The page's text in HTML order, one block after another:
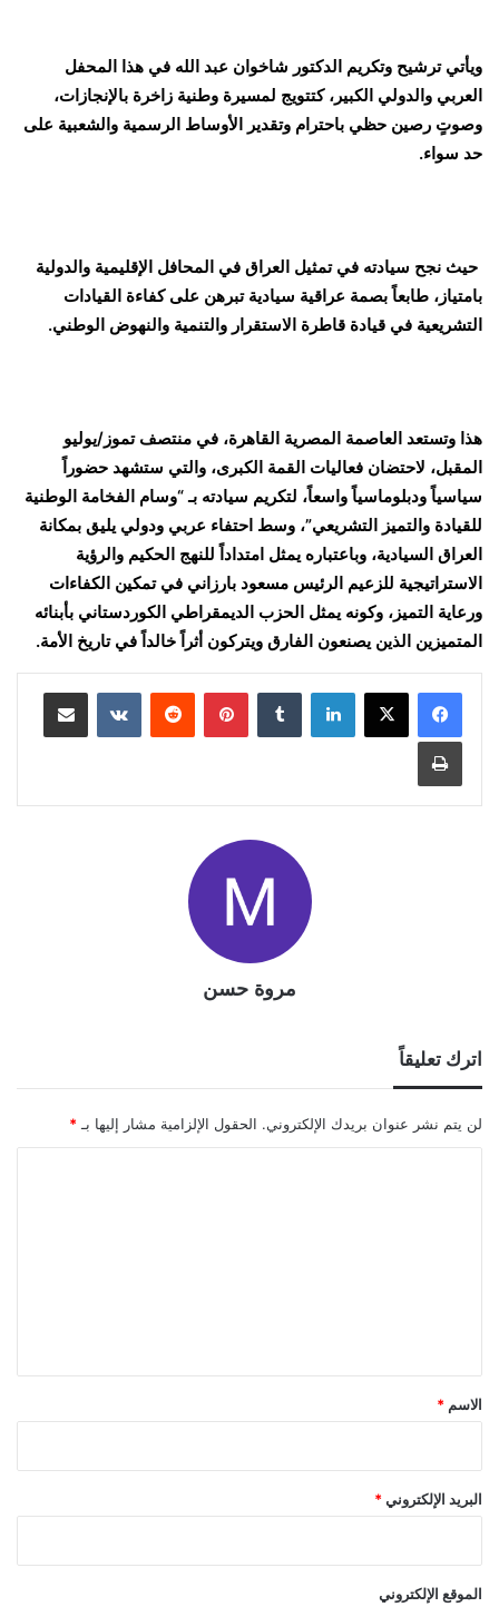
ويأتي ترشيح وتكريم الدكتور شاخوان عبد الله في هذا المحفل
العربي والدولي الكبير، كتتويج لمسيرة وطنية زاخرة بالإنجازات،
وصوتٍ رصين حظي باحترام وتقدير الأوساط الرسمية والشعبية على
حد سواء.
حيث نجح سيادته في تمثيل العراق في المحافل الإقليمية والدولية
بامتياز، طابعاً بصمة عراقية سيادية تبرهن على كفاءة القيادات
التشريعية في قيادة قاطرة الاستقرار والتنمية والنهوض الوطني.
هذا وتستعد العاصمة المصرية القاهرة، في منتصف تموز/يوليو
المقبل، لاحتضان فعاليات القمة الكبرى، والتي ستشهد حضوراً
سياسياً ودبلوماسياً واسعاً، لتكريم سيادته بـ “وسام الفخامة الوطنية
للقيادة والتميز التشريعي”، وسط احتفاء عربي ودولي يليق بمكانة
العراق السيادية، وباعتباره يمثل امتداداً للنهج الحكيم والرؤية
الاستراتيجية للزعيم الرئيس مسعود بارزاني في تمكين الكفاءات
ورعاية التميز، وكونه يمثل الحزب الديمقراطي الكوردستاني بأبنائه
المتميزين الذين يصنعون الفارق ويتركون أثراً خالداً في تاريخ الأمة.
لينكدإن بينتيريست مشاركة عبر البريد
طباعة
مروة حسن
اترك تعليقاً
لن يتم نشر عنوان بريدك الإلكتروني. الحقول الإلزامية مشار إليها بـ *
*
الاسم *
البريد الإلكتروني *
الموقع الإلكتروني